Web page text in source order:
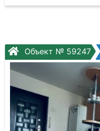
Объект № 59247